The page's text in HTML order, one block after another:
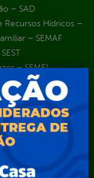
– SAD
Recursos Hídricos –
– SEMAF
– SEMEL
– SEMA
e Gestão – SEPLAG
– SEMRI
– SEMUSP